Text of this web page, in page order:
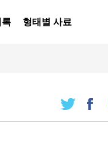
록 형태별 사료